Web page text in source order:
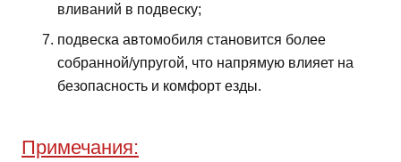
вливаний в подвеску;
подвеска автомобиля становится более
собранной/упругой, что напрямую влияет на
безопасность и комфорт езды.
Примечания: